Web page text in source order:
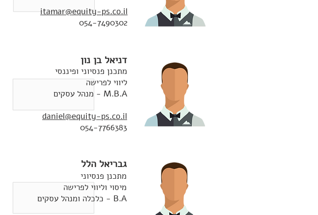
itamar@equity-ps.co.il
054-7490302
מתכנן פנסיוני ופיננסי
ליווי לפרישה
M.B.A - מנהל עסקים
daniel@equity-ps.co.il
054-7766383
דניאל בן נון
מתכנן פנסיוני
מיסוי וליווי לפרישה
B.A - כלכלה ומנהל עסקים
גבריאל הלל